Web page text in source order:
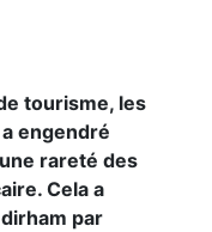
tourisme, les
engendré
rareté des
Cela a
par